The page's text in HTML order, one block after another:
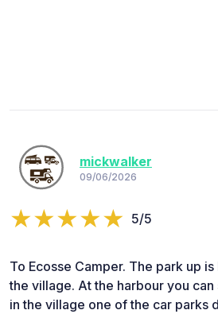
mickwalker
09/06/2026
5/5
To Ecosse Camper. The park up
the village. At the harbour you
in the village one of the car parks